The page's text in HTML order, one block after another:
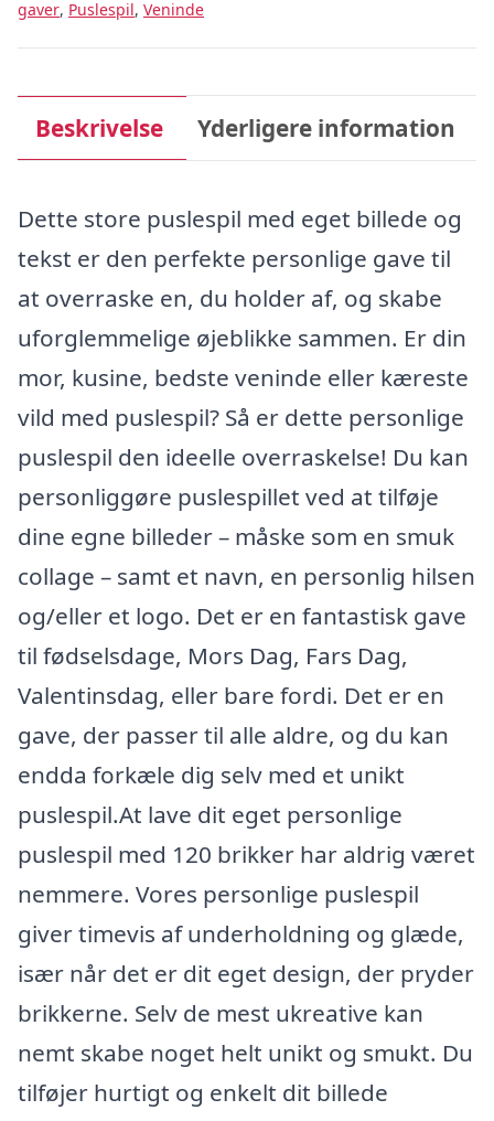
gaver, Puslespil, Veninde
Beskrivelse Yderligere information
Dette store puslespil med eget billede og
tekst er den perfekte personlige gave til
at overraske en, du holder af, og skabe
uforglemmelige øjeblikke sammen. Er din
mor, kusine, bedste veninde eller kæreste
vild med puslespil? Så er dette personlige
puslespil den ideelle overraskelse! Du kan
personliggøre puslespillet ved at tilføje
dine egne billeder – måske som en smuk
collage – samt et navn, en personlig hilsen
og/eller et logo. Det er en fantastisk gave
til fødselsdage, Mors Dag, Fars Dag,
Valentinsdag, eller bare fordi. Det er en
gave, der passer til alle aldre, og du kan
endda forkæle dig selv med et unikt
puslespil.At lave dit eget personlige
puslespil med 120 brikker har aldrig været
nemmere. Vores personlige puslespil
giver timevis af underholdning og glæde,
især når det er dit eget design, der pryder
brikkerne. Selv de mest ukreative kan
nemt skabe noget helt unikt og smukt. Du
tilføjer hurtigt og enkelt dit billede